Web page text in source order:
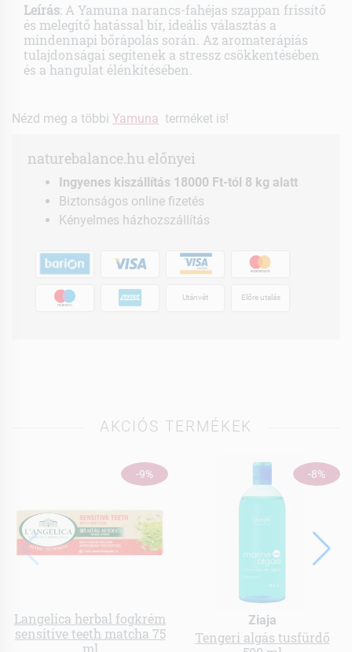
Leírás: A Yamuna narancs-fahéjas szappan frissítő
és melegítő hatással bír, ideális választás a
mindennapi bőrápolás során. Az aromaterápiás
tulajdonságai segítenek a stressz csökkentésében
és a hangulat élénkítésében.
Nézd meg a többi Yamuna terméket is!
naturebalance.hu előnyei
Ingyenes kiszállítás 18000 Ft-tól 8 kg alatt
Biztonságos online fizetés
Kényelmes házhozszállítás
Utánvét Előre utalás
AKCIÓS TERMÉKEK
-9%
Langelica herbal fogkrém
sensitive teeth matcha 75
ml
-8%
Ziaja
Tengeri algás tusfürdő